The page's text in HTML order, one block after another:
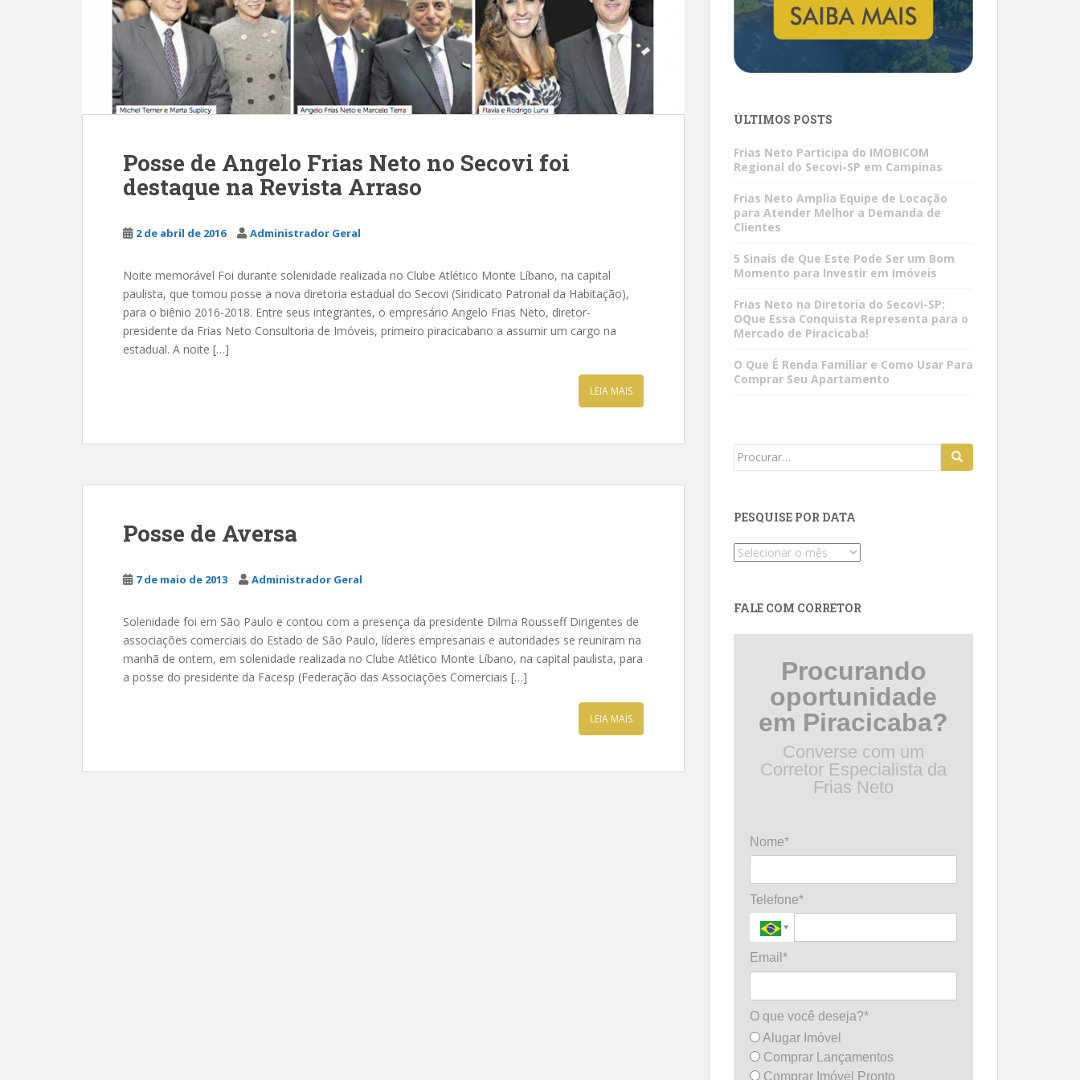
Posse de Angelo Frias Neto no Secovi foi
destaque na Revista Arraso
2 de abril de 2016 Administrador Geral
Noite memorável Foi durante solenidade realizada no Clube Atlético Monte Líbano, na capital
paulista, que tomou posse a nova diretoria estadual do Secovi (Sindicato Patronal da Habitação),
para o biênio 2016-2018. Entre seus integrantes, o empresário Angelo Frias Neto, diretor-
presidente da Frias Neto Consultoria de Imóveis, primeiro piracicabano a assumir um cargo na
estadual. A noite […]
LEIA MAIS
Posse de Aversa
7 de maio de 2013 Administrador Geral
Solenidade foi em São Paulo e contou com a presença da presidente Dilma Rousseff Dirigentes de
associações comerciais do Estado de São Paulo, líderes empresariais e autoridades se reuniram na
manhã de ontem, em solenidade realizada no Clube Atlético Monte Líbano, na capital paulista, para
a posse do presidente da Facesp (Federação das Associações Comerciais […]
LEIA MAIS
ÚLTIMOS POSTS
Frias Neto Participa do IMOBICOM
Regional do Secovi-SP em Campinas
Frias Neto Amplia Equipe de Locação
para Atender Melhor a Demanda de
Clientes
5 Sinais de Que Este Pode Ser um Bom
Momento para Investir em Imóveis
Frias Neto na Diretoria do Secovi-SP:
OQue Essa Conquista Representa para o
Mercado de Piracicaba!
O Que É Renda Familiar e Como Usar Para
Comprar Seu Apartamento
Search
PESQUISE POR DATA
Pesquise
FALE COM CORRETOR
Procurando
oportunidade
em Piracicaba?
Converse com um
Corretor Especialista da
Frias Neto
Nome*
Telefone*
Email*
O que você deseja?*
Alugar Imóvel
Comprar Lançamentos
Comprar Imóvel Pronto